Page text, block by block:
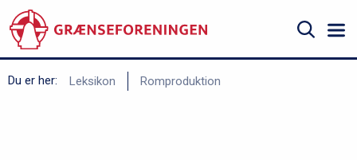
til
hovedindhold
Søg
Du er her: Leksikon Romproduktion